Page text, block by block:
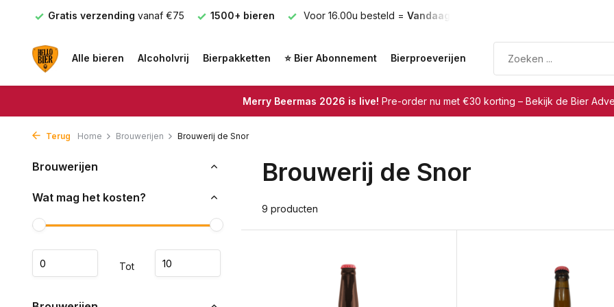
Gratis verzending vanaf €75 1500+ bieren Voor 16.00u besteld = Vandaag verzonden
Alle bieren Alcoholvrij Bierpakketten ⭐ Bier Abonnement Bierproeverijen
Merry Beermas 2026 is live! Pre-order nu met €30 korting – Bekijk de Bier
Terug Home Brouwerijen Brouwerij de Snor
Brouwerijen
Wat mag het kosten?
Tot
Brouwerij de Snor
9 producten